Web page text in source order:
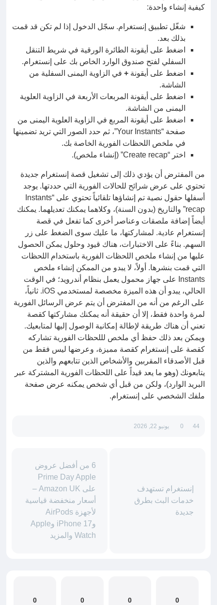
كيفية إنشاء واحدة:
شغّل تطبيق إنستغرام. سجّل الدخول إذا لم تكن قد قمت
بذلك بعد.
اضغط على أيقونة الطائرة الورقية في شريط التنقل
السفلي لفتح صندوق الوارد الخاص بك على إنستغرام.
اضغط على أيقونة +في الزاوية اليمنى السفلية من
الشاشة.
اضغط على أيقونة المربعات الأربعة في الزاوية العلوية
اليمنى من الشاشة.
اضغط على أيقونة المربع في الزاوية العلوية اليمنى من
صفحة “Your Instants”، ثم حدد الصور التي تريد تضمينها
في ملخص اللحظات الفورية الخاصة بك.
اختر “Create recap” (إنشاء ملخص).
من المفترض أن يؤدي ذلك إلى تشغيل قصة إنستغرام جديدة
تحتوي على عرض شرائح للحالات الفورية التي حددتها. يوجد
أسفلها حقول نصية تم إنشاؤها تلقائياً تحتوي على “Instants
recap” والتاريخ (بدون السنة)، وكلاهما يمكنك تعديلهما. يمكنك
أيضاً إضافة ملصقات وعناصر أخرى كما تفعل في قصة
إنستغرام عادية. لمشاركتها، ما عليك سوى الضغط على زر
السهم. بناءً على الاختبارات، هناك قيود وحلول يمكن الحصول
عليها من إنشاء ملخص اللحظات الفورية باستخدام اللحظات
التي قمت بنشرها. أولاً، لا يبدو من الممكن إنشاء ملخص
Instants على جهاز محمول يعمل بنظام أندرويد؛ في الوقت
الحالي، يبدو أن هذه الميزة مخصصة لمستخدمي iOS. ثانياً،
على الرغم من أنه من المفترض أن يتم عرض الرسائل الفورية
لمرة واحدة فقط، إلا أن حقيقة أنه يمكنك مشاركتها كقصة
تعني أن هناك طريقة لإطالة إمكانية الوصول إليها لمتابعيك.
ويمكن بعد ذلك حفظ أي ملخص لللحظات الفورية تشاركه
كقصة على إنستغرام كقصة مميزة، وعرضها ليس فقط من
قبل الأصدقاء المقربين والأشخاص الذين تتابعهم والذين
يتابعونك (وهو ما يعد قيداً على اللحظات الفورية المشتركة عبر
البريد الوارد)، ولكن من قبل أي شخص يمكنه عرض صفحة
ملفك الشخصي على إنستغرام.
44
0 يونيو 22, 2026
6 من أفضل عروض
Prime Day Apple
على Amazon UK –
أسعار منخفضة قياسية
لأجهزة AirPods
وiPhone 17 وApple
Watch والمزيد
إنستغرام تستهدف
خدمات البث بطرق
جديدة
0
0
0
0